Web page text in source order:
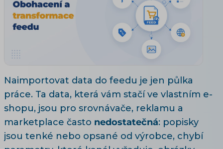
Naimportovat data do feedu je jen půlka
práce. Ta data, která vám stačí ve vlastním e-
shopu, jsou pro srovnávače, reklamu a
marketplace často nedostatečná: popisky
jsou tenké nebo opsané od výrobce, chybí